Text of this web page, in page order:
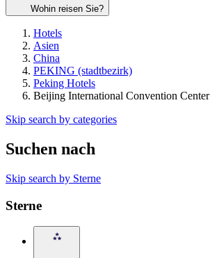
Wohin reisen Sie?
Hotels
Asien
China
PEKING (stadtbezirk)
Peking Hotels
Beijing International Convention Center
Skip search by categories
Suchen nach
Skip search by Sterne
Sterne